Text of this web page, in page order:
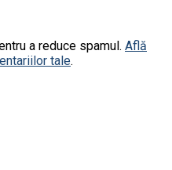
a reduce spamul. Află
tale.